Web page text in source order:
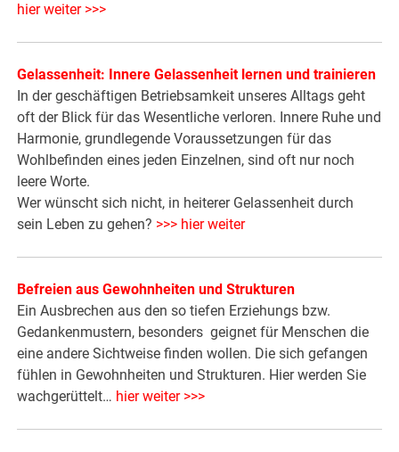
hier weiter >>>
Gelassenheit: Innere Gelassenheit lernen und trainieren
In der geschäftigen Betriebsamkeit unseres Alltags geht
oft der Blick für das Wesentliche verloren. Innere Ruhe und
Harmonie, grundlegende Voraussetzungen für das
Wohlbefinden eines jeden Einzelnen, sind oft nur noch
leere Worte.
Wer wünscht sich nicht, in heiterer Gelassenheit durch
sein Leben zu gehen? >>> hier weiter
Befreien aus Gewohnheiten und Strukturen
Ein Ausbrechen aus den so tiefen Erziehungs bzw.
Gedankenmustern, besonders geignet für Menschen die
eine andere Sichtweise finden wollen. Die sich gefangen
fühlen in Gewohnheiten und Strukturen. Hier werden Sie
wachgerüttelt… hier weiter >>>